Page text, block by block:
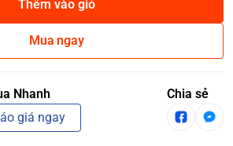
Thêm vào giỏ
Mua ngay
Nhanh
giá ngay
Chia sẻ